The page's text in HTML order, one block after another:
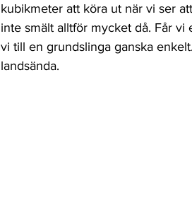
kubikmeter att köra ut när vi ser
inte smält alltför mycket då. Får
vi till en grundslinga ganska
landsända.